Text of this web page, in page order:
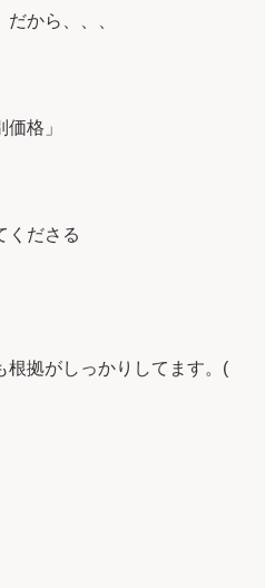
から、、、
格」
くださる
根拠がしっかりしてます。(